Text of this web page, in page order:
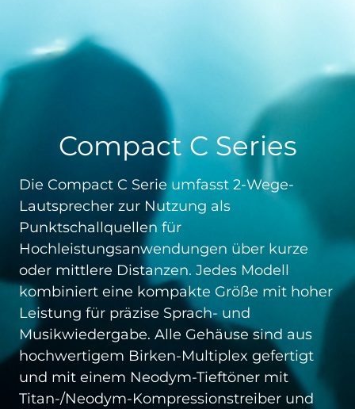
Compact C Series
Die Compact C Serie umfasst 2-Wege-
Lautsprecher zur Nutzung als
Punktschallquellen für
Hochleistungsanwendungen über kurze
oder mittlere Distanzen. Jedes Modell
kombiniert eine kompakte Größe mit hoher
Leistung für präzise Sprach- und
Musikwiedergabe. Alle Gehäuse sind aus
hochwertigem Birken-Multiplex gefertigt
und mit einem Neodym-Tieftöner mit
Titan-/Neodym-Kompressionstreiber und